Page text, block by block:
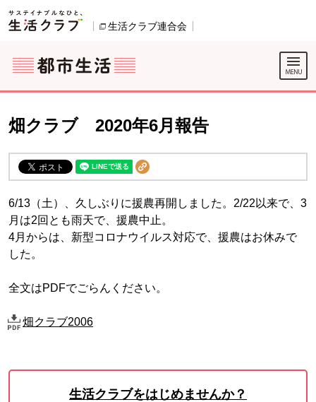
ページの先頭です。
生活クラブ連合会
ここからサイト内共通メニューです。
サイト内共通メニューをスキップする
サイト内共通メニューここまで。
畑クラブ 2020年6月報告
6/13（土）、久しぶりに援農再開しました。2/22以来で、3
月は2回とも雨天で、援農中止。
4月からは、新型コロナウイルス対応で、援農はお休みで
した。
全文はPDFでごらんください。
畑クラブ2006
生活クラブをはじめませんか？